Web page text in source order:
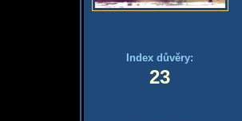
Index důvěry:
23